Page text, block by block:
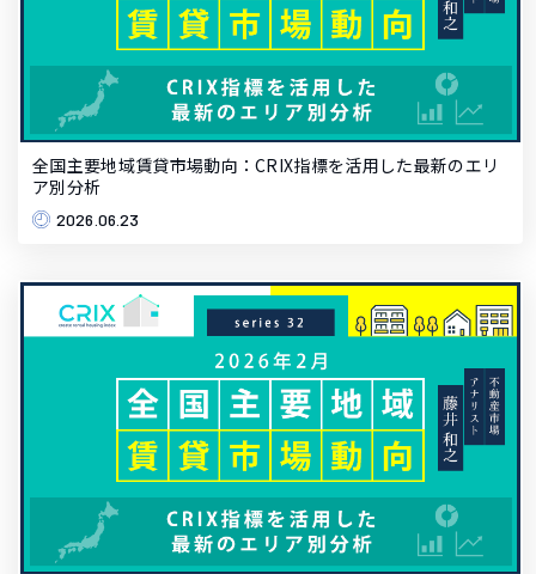
全国主要地域賃貸市場動向：CRIX指標を活用した最新のエリ
ア別分析
2026.06.23